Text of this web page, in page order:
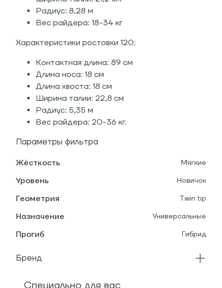
Радиус: 8,28 м
Вес райдера: 18-34 кг
Характеристики ростовки 120:
Контактная длина: 89 см
Длина носа: 18 см
Длина хвоста: 18 см
Ширина талии: 22,8 см
Радиус: 5,35 м
Вес райдера: 20-36 кг.
Параметры фильтра
Жёсткость Мягкие
Уровень Новичок
Геометрия Twin tip
Назначение Универсальные
Прогиб Гибрид
Бренд
Специально для вас